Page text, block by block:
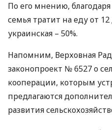
По его мнению,
семья тратит на еду от 12
украинская – 50%.
Напомним, Верховная
законопроект № 6527 о
кооперации, которым
предлагаются
развития